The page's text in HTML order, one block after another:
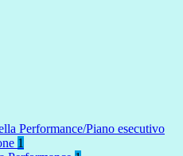
Performance/Piano esecutivo
1